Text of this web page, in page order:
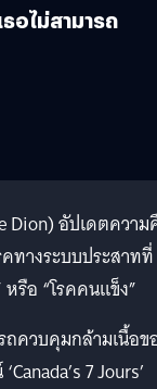
อไม่สามารถ
Dion) อัปเดตควา
ทางระบบประสาทที่
หรือ “โรคคนแข็ง”
ถควบคุมกล้ามเนื้อข
7 Jours’